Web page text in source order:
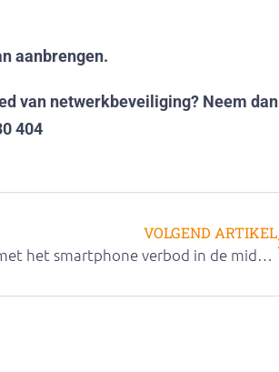
aanbrengen.
van netwerkbeveiliging? Neem dan
404
VOLGEND ARTIKEL
Hoe omgaan met het smartphone verbod in de middelbare schoolklas? (Gratis webinar)